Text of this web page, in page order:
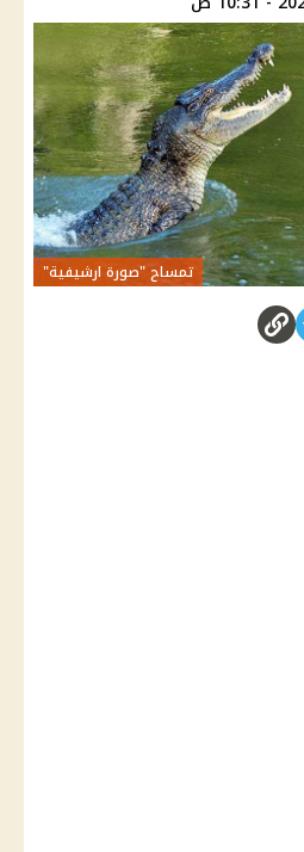
تمساح "صورة ارشيفية"